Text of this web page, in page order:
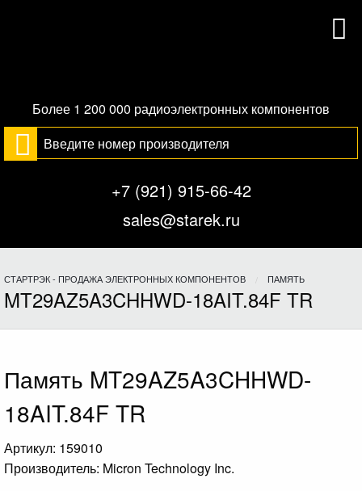
Более 1 200 000 радиоэлектронных компонентов
+7 (921) 915-66-42
sales@starek.ru
СТАРТРЭК - ПРОДАЖА ЭЛЕКТРОННЫХ КОМПОНЕНТОВ ПАМЯТЬ
MT29AZ5A3CHHWD-18AIT.84F TR
Память MT29AZ5A3CHHWD-
18AIT.84F TR
Артикул: 159010
Производитель: Micron Technology Inc.